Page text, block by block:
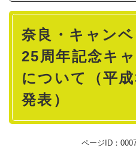
本
奈良・キャン
25周年記念キ
について（平
発表）
ページID：